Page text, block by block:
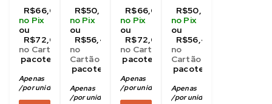
R$66,00
no Pix
ou
R$72,00
no Cartão
pacote com 06
Apenas
/por unidade no pix
R$50,40
no Pix
ou
R$56,40
no
Cartão
pacote com 06
Apenas
8,40
/por unidade no pix
R$66,00
no Pix
ou
R$72,00
no Cartão
pacote com 06
Apenas
/por unidade no pix
R$50,40
no Pix
ou
R$56,40
no
Cartão
pacote com 06
Apenas
/por unidade no pix